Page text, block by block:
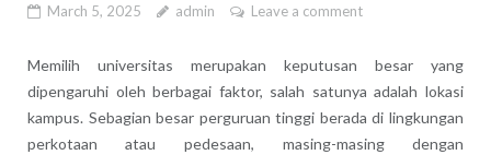
March 5, 2025 admin Leave a comment
Memilih universitas merupakan keputusan besar yang
dipengaruhi oleh berbagai faktor, salah satunya adalah lokasi
kampus. Sebagian besar perguruan tinggi berada di lingkungan
perkotaan atau pedesaan, masing-masing dengan